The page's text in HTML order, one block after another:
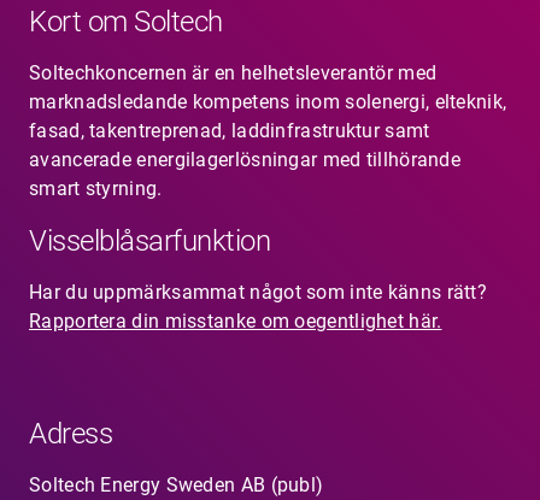
Kort om Soltech
Soltechkoncernen är en helhetsleverantör med
marknadsledande kompetens inom solenergi, elteknik,
fasad, takentreprenad, laddinfrastruktur samt
avancerade energilagerlösningar med tillhörande
smart styrning.
Visselblåsarfunktion
Har du uppmärksammat något som inte känns rätt?
Rapportera din misstanke om oegentlighet här.
Adress
Soltech Energy Sweden AB (publ)